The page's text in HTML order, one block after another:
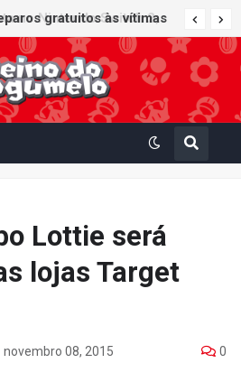
gratuitos às vítimas
e doa 50 milhões
Lottie será
lojas Target
novembro 08, 2015 0